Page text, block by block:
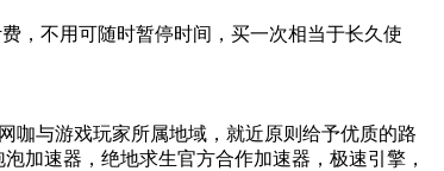
，不用可随时暂停时间，买一次相当于长久使
咖与游戏玩家所属地域，就近原则给予优质的路
加速器，绝地求生官方合作加速器，极速引擎，